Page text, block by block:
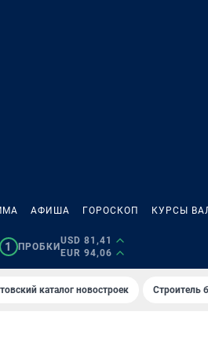
АФИША ГОРОСКОП КУРСЫ
1 ПРОБКИ
USD 81,41
EUR 94,06
каталог новостроек Строитель